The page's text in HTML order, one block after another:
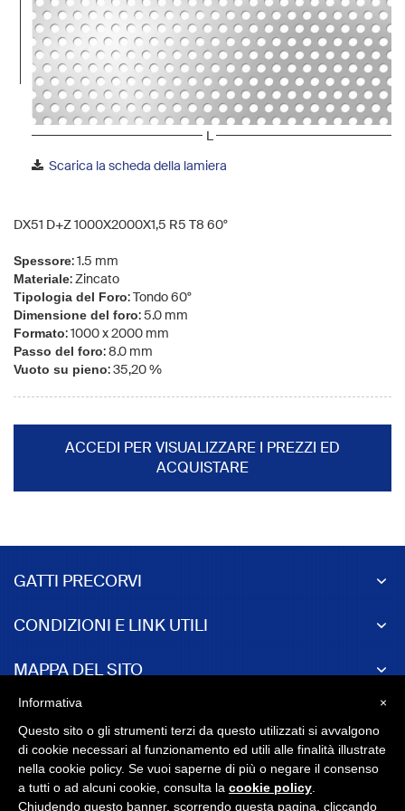
gallery
L
Scarica la scheda della lamiera
the
of
the
images
gallery
DX51 D+Z 1000X2000X1,5 R5 T8 60°
Spessore: 1.5 mm
Materiale: Zincato
Tipologia del Foro: Tondo 60°
Dimensione del foro: 5.0 mm
Formato: 1000 x 2000 mm
Passo del foro: 8.0 mm
Vuoto su pieno: 35,20 %
ACCEDI PER VISUALIZZARE I PREZZI ED
ACQUISTARE
GATTI PRECORVI
CONDIZIONI E LINK UTILI
MAPPA DEL SITO
INFORMAZIONI E CONTATTI
×
Informativa
Questo sito o gli strumenti terzi da questo utilizzati si avvalgono
di cookie necessari al funzionamento ed utili alle finalità illustrate
nella cookie policy. Se vuoi saperne di più o negare il consenso
a tutti o ad alcuni cookie, consulta la cookie policy
Chiudendo questo banner, scorrendo questa pagina, cliccando